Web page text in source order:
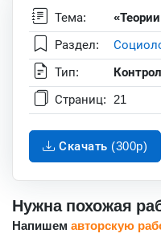
Тема:
Раздел:
Тип:
Страниц:
21
Скачать (300p)
Нужна похожая
Напишем авторскую